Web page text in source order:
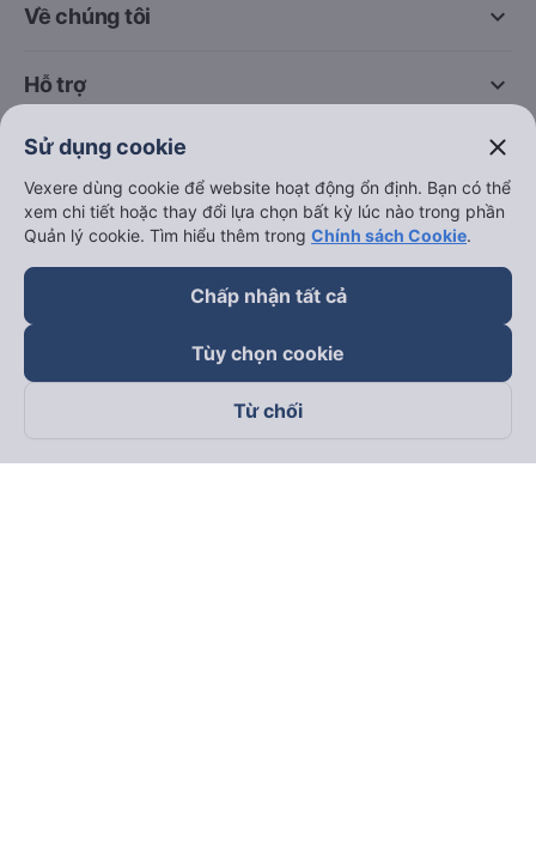
keyboard_arrow_down
Về chúng tôi
keyboard_arrow_down
Hỗ trợ
keyboard_arrow_down
Trở thành đối tác
Đối tác thanh toán
Sử dụng cookie close
Vexere dùng cookie để website hoạt động ổn định. Bạn có thể
xem chi tiết hoặc thay đổi lựa chọn bất kỳ lúc nào trong phần
Quản lý cookie. Tìm hiểu thêm trong Chính sách Cookie.
Chấp nhận tất cả
Tùy chọn cookie
Từ chối